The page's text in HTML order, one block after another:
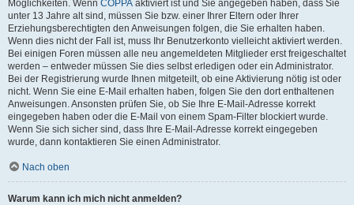
Möglichkeiten. Wenn COPPA aktiviert ist und Sie angegeben haben, dass Sie
unter 13 Jahre alt sind, müssen Sie bzw. einer Ihrer Eltern oder Ihrer
Erziehungsberechtigten den Anweisungen folgen, die Sie erhalten haben.
Wenn dies nicht der Fall ist, muss Ihr Benutzerkonto vielleicht aktiviert werden.
Bei einigen Foren müssen alle neu angemeldeten Mitglieder erst freigeschaltet
werden – entweder müssen Sie dies selbst erledigen oder ein Administrator.
Bei der Registrierung wurde Ihnen mitgeteilt, ob eine Aktivierung nötig ist oder
nicht. Wenn Sie eine E-Mail erhalten haben, folgen Sie den dort enthaltenen
Anweisungen. Ansonsten prüfen Sie, ob Sie Ihre E-Mail-Adresse korrekt
eingegeben haben oder die E-Mail von einem Spam-Filter blockiert wurde.
Wenn Sie sich sicher sind, dass Ihre E-Mail-Adresse korrekt eingegeben
wurde, dann kontaktieren Sie einen Administrator.
Nach oben
Warum kann ich mich nicht anmelden?